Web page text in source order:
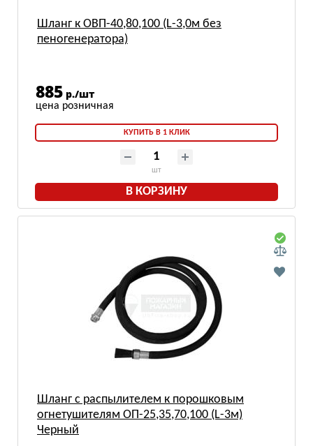
Шланг к ОВП-40,80,100 (L-3,0м без
пеногенератора)
885 р./шт
КУПИТЬ В 1 КЛИК
шт
В КОРЗИНУ
Шланг с распылителем к порошковым
огнетушителям ОП-25,35,70,100 (L-3м)
Черный